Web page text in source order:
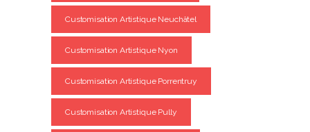
Customisation Artistique Neuchâtel
Customisation Artistique Nyon
Customisation Artistique Porrentruy
Customisation Artistique Pully